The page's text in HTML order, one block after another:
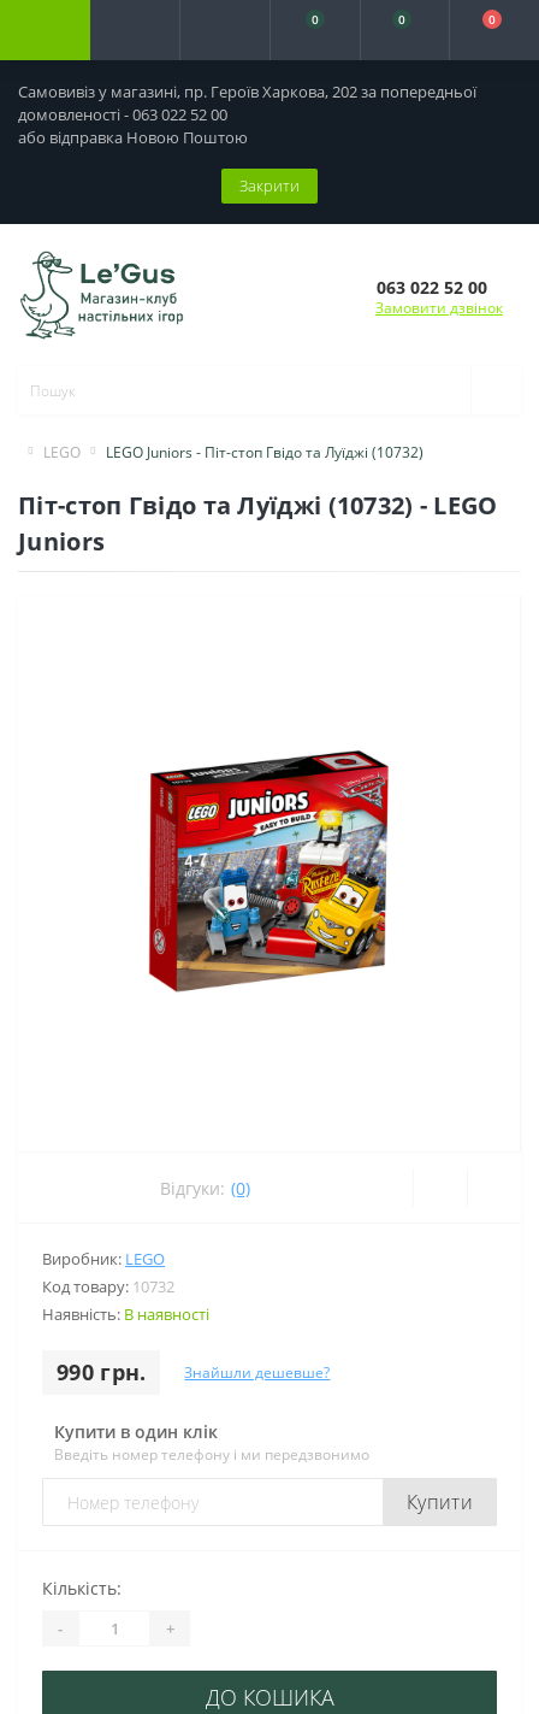
Самовивіз у магазині, пр. Героїв Харкова, 202 за попередньої
домовленості - 063 022 52 00
або відправка Новою Поштою
Закрити
0 0 0
063 022 52 00
Замовити дзвінок
LEGO LEGO Juniors - Піт-стоп Гвідо та Луїджі (10732)
Піт-стоп Гвідо та Луїджі (10732) - LEGO
Juniors
Відгуки: (0)
Виробник: LEGO
Код товару: 10732
Наявність: В наявності
990 грн. Знайшли дешевше?
Купити в один клік
Введіть номер телефону і ми передзвонимо
Купити
Кількість:
- +
ДО КОШИКА